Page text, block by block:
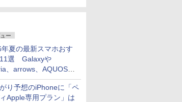
ー
夏の最新スマホおす
選 Galaxyや
、arrows、AQUOSな
機種の特徴は
り予想のiPhoneに「ペ
Apple専用プラン」は